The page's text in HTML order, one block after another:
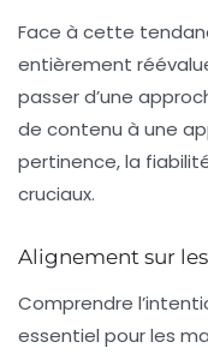
Face à cette
entièrement
passer d’une
de contenu à une
pertinence, la
cruciaux.
Alignement sur
Comprendre
essentiel pour les